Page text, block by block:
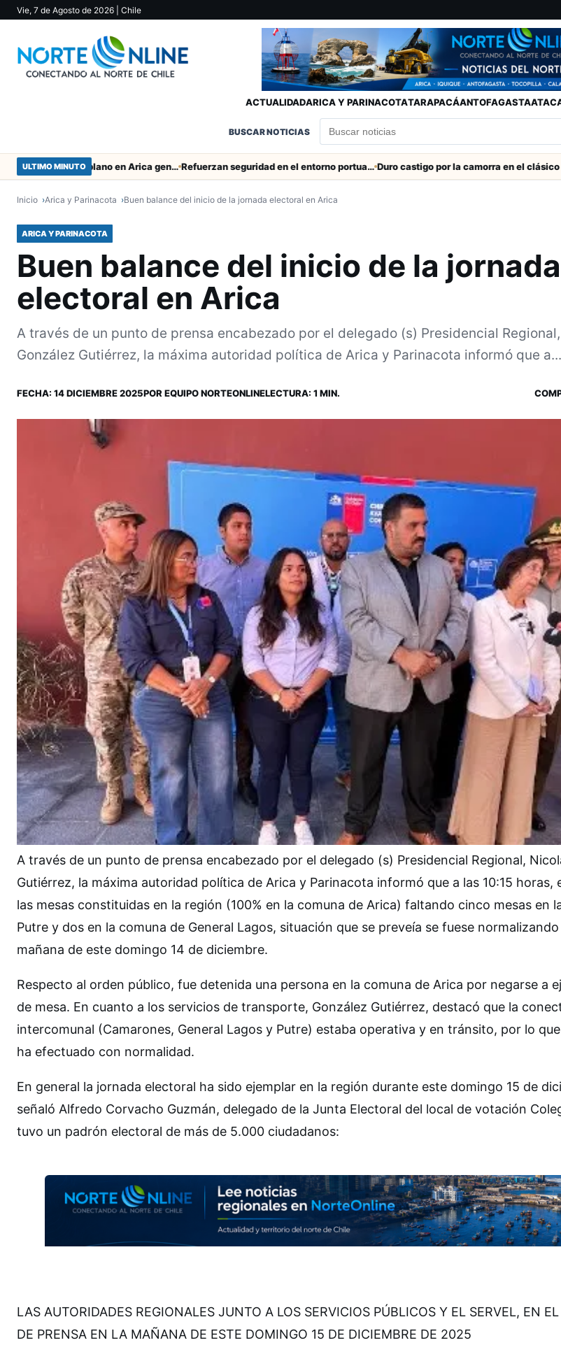
Vie, 7 de Agosto de 2026 | Chile
ACTUALIDADARICA Y PARINACOTATARAPACÁANTOFAGASTA
BUSCAR NOTICIAS
ULTIMO MINUTO Obras de Aguas del Altiplano en Arica generan puestos de trabajo Refuerzan seguridad en el entorno portuario de Arica Duro castigo por la camorra en el clásico Arica-Iquique
Inicio Arica y Parinacota Buen balance del inicio de la jornada electoral en Arica
ARICA Y PARINACOTA
Buen balance del inicio de la jornada
electoral en Arica
A través de un punto de prensa encabezado por el delegado (s) Presidencial
González Gutiérrez, la máxima autoridad política de Arica y Parinacota informó que a...
FECHA: 14 DICIEMBRE 2025POR EQUIPO NORTEONLINELECTURA: 1 MIN.
A través de un punto de prensa encabezado por el delegado (s) Presidencial Regional,
Gutiérrez, la máxima autoridad política de Arica y Parinacota informó que a las 10:15 horas,
las mesas constituidas en la región (100% en la comuna de Arica) faltando cinco mesas en
Putre y dos en la comuna de General Lagos, situación que se preveía se fuese
mañana de este domingo 14 de diciembre.
Respecto al orden público, fue detenida una persona en la comuna de Arica por negarse a
de mesa. En cuanto a los servicios de transporte, González Gutiérrez, destacó que la
intercomunal (Camarones, General Lagos y Putre) estaba operativa y en tránsito, por lo
ha efectuado con normalidad.
En general la jornada electoral ha sido ejemplar en la región durante este domingo 15 de
señaló Alfredo Corvacho Guzmán, delegado de la Junta Electoral del local de votación
tuvo un padrón electoral de más de 5.000 ciudadanos:
LAS AUTORIDADES REGIONALES JUNTO A LOS SERVICIOS PÚBLICOS Y EL SERVEL, EN
DE PRENSA EN LA MAÑANA DE ESTE DOMINGO 15 DE DICIEMBRE DE 2025